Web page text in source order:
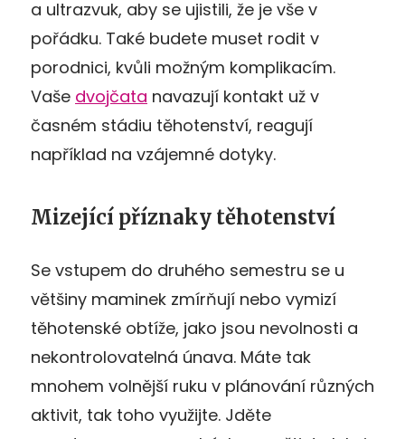
a ultrazvuk, aby se ujistili, že je vše v
pořádku. Také budete muset rodit v
porodnici, kvůli možným komplikacím.
Vaše dvojčata navazují kontakt už v
časném stádiu těhotenství, reagují
například na vzájemné dotyky.
Mizející příznaky těhotenství
Se vstupem do druhého semestru se u
většiny maminek zmírňují nebo vymizí
těhotenské obtíže, jako jsou nevolnosti a
nekontrolovatelná únava. Máte tak
mnohem volnější ruku v plánování různých
aktivit, tak toho využijte. Jděte